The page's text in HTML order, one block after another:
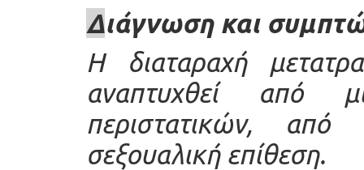
Διάγνωση και
Η διαταραχή
αναπτυχθεί από
περιστατικών,
σεξουαλική επίθεση.